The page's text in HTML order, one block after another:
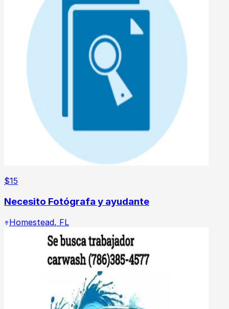
$15
Necesito Fotógrafa y ayudante
Homestead, FL